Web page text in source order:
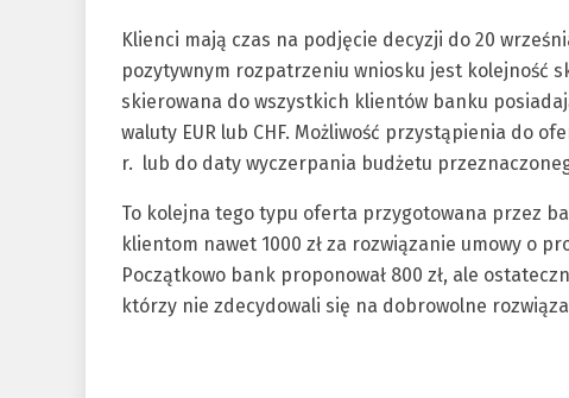
Klienci mają czas na podjęcie decyzji do 20
pozytywnym rozpatrzeniu wniosku jest kolejność
skierowana do wszystkich klientów banku
waluty EUR lub CHF. Możliwość przystąpienia do
r. lub do daty wyczerpania budżetu
To kolejna tego typu oferta przygotowana przez
klientom nawet 1000 zł za rozwiązanie umowy o
Początkowo bank proponował 800 zł, ale
którzy nie zdecydowali się na dobrowolne